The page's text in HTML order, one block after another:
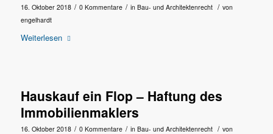
16. Oktober 2018 / 0 Kommentare / in Bau- und Architektenrecht / von
engelhardt
Weiterlesen
Hauskauf ein Flop – Haftung des
Immobilienmaklers
16. Oktober 2018 / 0 Kommentare / in Bau- und Architektenrecht / von